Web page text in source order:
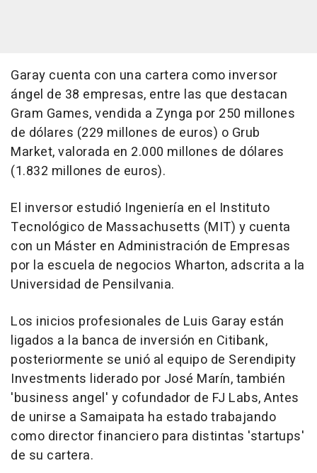
Garay cuenta con una cartera como inversor
ángel de 38 empresas, entre las que destacan
Gram Games, vendida a Zynga por 250 millones
de dólares (229 millones de euros) o Grub
Market, valorada en 2.000 millones de dólares
(1.832 millones de euros).
El inversor estudió Ingeniería en el Instituto
Tecnológico de Massachusetts (MIT) y cuenta
con un Máster en Administración de Empresas
por la escuela de negocios Wharton, adscrita a la
Universidad de Pensilvania.
Los inicios profesionales de Luis Garay están
ligados a la banca de inversión en Citibank,
posteriormente se unió al equipo de Serendipity
Investments liderado por José Marín, también
'business angel' y cofundador de FJ Labs, Antes
de unirse a Samaipata ha estado trabajando
como director financiero para distintas 'startups'
de su cartera.